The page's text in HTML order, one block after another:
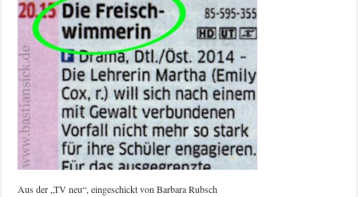
Aus der „TV neu“, eingeschickt von Barbara Rubsch